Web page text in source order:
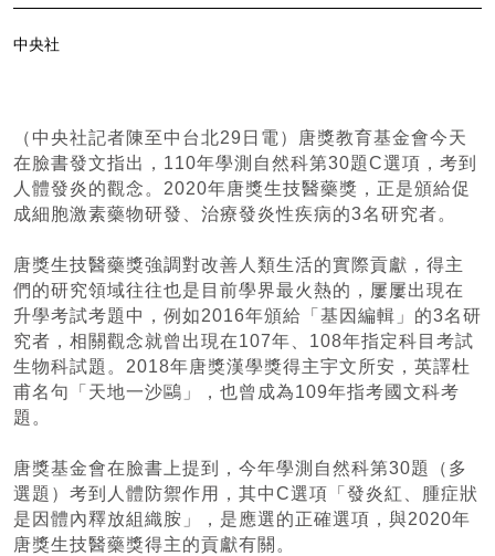
中央社
（中央社記者陳至中台北29日電）唐獎教育基金會今天
在臉書發文指出，110年學測自然科第30題C選項，考到
人體發炎的觀念。2020年唐獎生技醫藥獎，正是頒給促
成細胞激素藥物研發、治療發炎性疾病的3名研究者。
唐獎生技醫藥獎強調對改善人類生活的實際貢獻，得主
們的研究領域往往也是目前學界最火熱的，屢屢出現在
升學考試考題中，例如2016年頒給「基因編輯」的3名研
究者，相關觀念就曾出現在107年、108年指定科目考試
生物科試題。2018年唐獎漢學獎得主宇文所安，英譯杜
甫名句「天地一沙鷗」，也曾成為109年指考國文科考
題。
唐獎基金會在臉書上提到，今年學測自然科第30題（多
選題）考到人體防禦作用，其中C選項「發炎紅、腫症狀
是因體內釋放組織胺」，是應選的正確選項，與2020年
唐獎生技醫藥獎得主的貢獻有關。